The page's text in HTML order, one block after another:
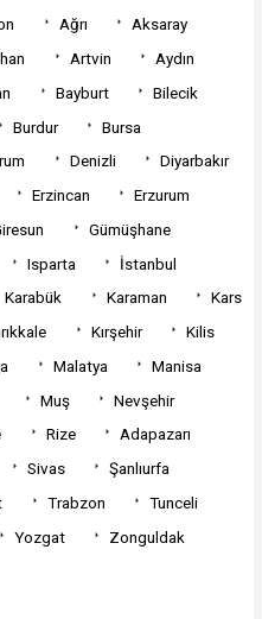
Ağrı
Aksaray
Artvin
Aydın
Bayburt
Bilecik
Burdur
Bursa
Denizli
Diyarbakır
Erzincan
Erzurum
Gümüşhane
Isparta
İstanbul
Karabük Karaman
Kars
Kırşehir
Kilis
Malatya
Manisa
Muş
Nevşehir
Rize
Adapazarı
Sivas
Şanlıurfa
Trabzon
Tunceli
Yozgat
Zonguldak